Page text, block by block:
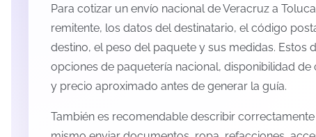
Para cotizar un envío nacional de Veracruz a
remitente, los datos del destinatario, el código
destino, el peso del paquete y sus medidas.
opciones de paquetería nacional, disponibilidad
y precio aproximado antes de generar la guía.
También es recomendable describir